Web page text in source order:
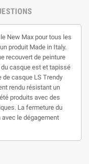
New Max pour tous les
produit Made in Italy.
recouvert de peinture
casque est et tapissé
de casque LS Trendy
rendu résistant un
produits avec des
La fermeture du
le dégagement